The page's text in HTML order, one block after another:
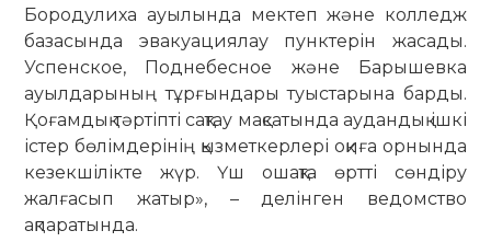
Бородулиха ауылында мектеп және колледж
базасында эвакуациялау пунктерін жасады.
Успенское, Поднебесное және Барышевка
ауылдарының тұрғындары туыстарына барды.
Қоғамдық тәртіпті сақтау мақсатында аудандық ішкі
істер бөлімдерінің қызметкерлері оқиға орнында
кезекшілікте жүр. Үш ошақта өртті сөндіру
жалғасып жатыр», – делінген ведомство
ақпаратында.